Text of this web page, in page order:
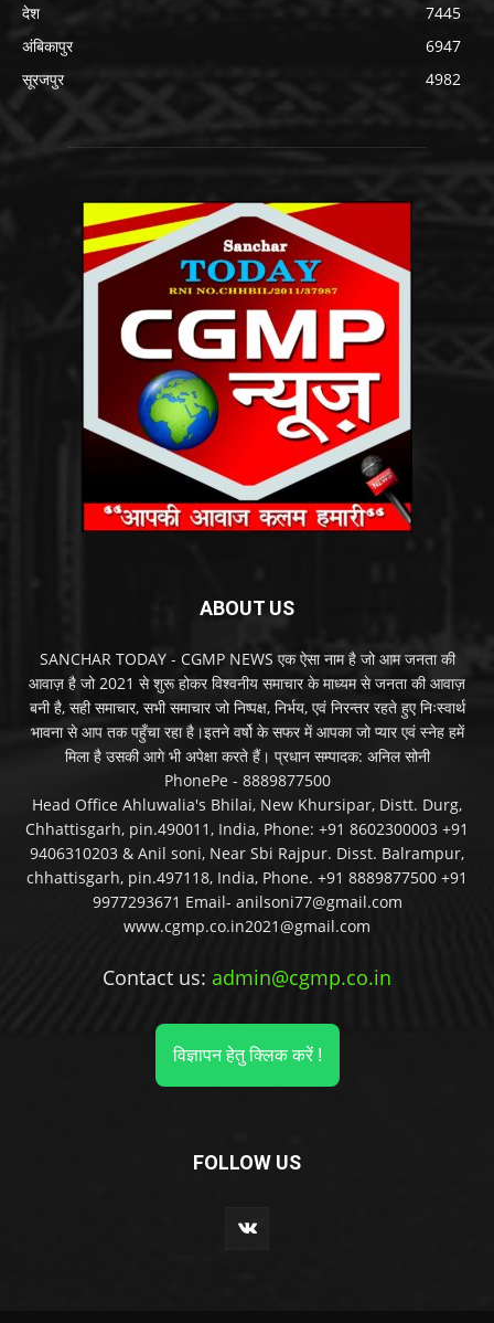
देश
7445
अंबिकापुर
6947
सूरजपुर
4982
ABOUT US
SANCHAR TODAY - CGMP NEWS एक ऐसा नाम है जो आम जनता की
आवाज़ है जो 2021 से शुरू होकर विश्वनीय समाचार के माध्यम से जनता की आवाज़
बनी है, सही समाचार, सभी समाचार जो निष्पक्ष, निर्भय, एवं निरन्तर रहते हुए निःस्वार्थ
भावना से आप तक पहुँचा रहा है।इतने वर्षो के सफर में आपका जो प्यार एवं स्नेह हमें
मिला है उसकी आगे भी अपेक्षा करते हैं। प्रधान सम्पादक: अनिल सोनी
PhonePe - 8889877500
Head Office Ahluwalia's Bhilai, New Khursipar, Distt. Durg,
Chhattisgarh, pin.490011, India, Phone: +91 8602300003 +91
9406310203 & Anil soni, Near Sbi Rajpur. Disst. Balrampur,
chhattisgarh, pin.497118, India, Phone. +91 8889877500 +91
9977293671 Email- anilsoni77@gmail.com
www.cgmp.co.in2021@gmail.com
Contact us: admin@cgmp.co.in
विज्ञापन हेतु क्लिक करें !
FOLLOW US